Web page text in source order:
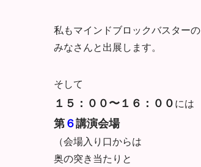
私もマインドブロックバスターの
みなさんと出展します。
そして
１５：００〜１６：００には
第６講演会場
（会場入り口からは
奥の突き当たりと